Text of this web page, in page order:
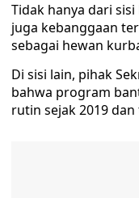
Tidak hanya dari
juga kebanggaan
sebagai hewan
Di sisi lain, pihak
bahwa program
rutin sejak 2019